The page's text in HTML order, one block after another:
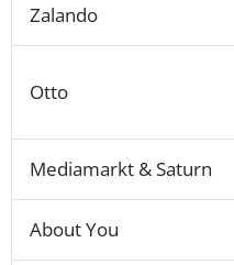
Zalando
Otto
Mediamarkt & Saturn
About You